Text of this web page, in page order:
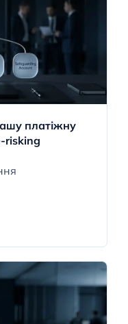
платіжну
risking